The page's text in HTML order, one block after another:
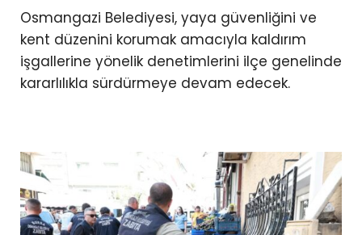
Osmangazi Belediyesi, yaya güvenliğini ve
kent düzenini korumak amacıyla kaldırım
işgallerine yönelik denetimlerini ilçe genelinde
kararlılıkla sürdürmeye devam edecek.